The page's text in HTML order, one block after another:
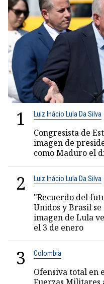
1 Luiz Inácio Lula Da Silva
Congresista de
imagen de
como Maduro el
2 Luiz Inácio Lula Da Silva
"Recuerdo del
Unidos y Brasil
imagen de Lula
el 3 de enero
3 Colombia
Ofensiva total en